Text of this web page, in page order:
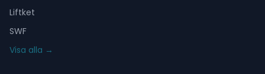
Liftket
SWF
Visa alla →